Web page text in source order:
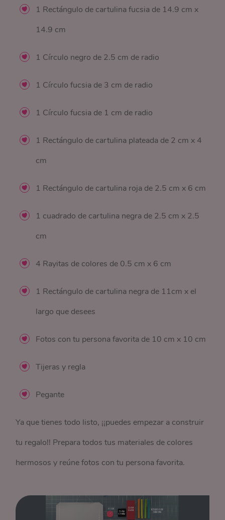
1 Rectángulo de cartulina fucsia de 14.9 cm x
14.9 cm
1 Círculo negro de 2.5 cm de radio
1 Círculo fucsia de 3 cm de radio
1 Círculo fucsia de 1 cm de radio
1 Rectángulo de cartulina plateada de 2 cm x 4
cm
1 Rectángulo de cartulina roja de 2.5 cm x 6 cm
1 cuadrado de cartulina negra de 2.5 cm x 2.5
cm
4 Rayitas de colores de 0.5 cm x 6 cm
1 Rectángulo de cartulina negra de 11cm x el
largo que desees
Fotos con tu persona favorita de 10 cm x 10 cm
Tijeras y regla
Pegante
Ya que tienes todo listo, ¡¡puedes empezar a construir
tu regalo!! Prepara todos tus materiales de colores
hermosos y reúne fotos con tu persona favorita.